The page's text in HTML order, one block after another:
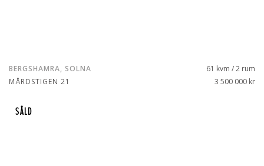
BERGSHAMRA, SOLNA
MÅRDSTIGEN 21
61 kvm / 2 rum
3 500 000 kr
SÅLD